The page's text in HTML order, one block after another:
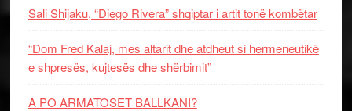
Sali Shijaku, “Diego Rivera” shqiptar i artit tonë kombëtar
“Dom Fred Kalaj, mes altarit dhe atdheut si hermeneutikë
e shpresës, kujtesës dhe shërbimit”
A PO ARMATOSET BALLKANI?